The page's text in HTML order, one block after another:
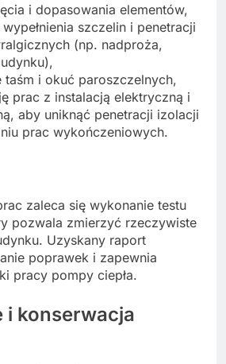
i dopasowania elementów,
szczelin i penetracji
(np. nadproża,
taśm i okuć paroszczelnych,
prac z instalacją elektryczną i
aby uniknąć penetracji izolacji
prac wykończeniowych.
zaleca się wykonanie testu
pozwala zmierzyć rzeczywiste
Uzyskany raport
poprawek i zapewnia
pracy pompy ciepła.
i konserwacja